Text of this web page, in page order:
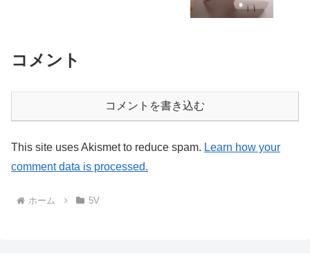
コメント
コメントを書き込む
This site uses Akismet to reduce spam. Learn how your
comment data is processed.
ホーム 5V